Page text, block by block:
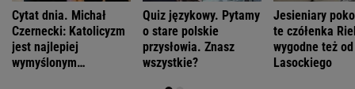
Cytat dnia. Michał
Czernecki: Katolicyzm
jest najlepiej
wymyślonym
Quiz językowy. Pytamy
o stare polskie
przysłowia. Znasz
wszystkie?
Jesieniary
te czółenka
wygodne też od
Lasockiego